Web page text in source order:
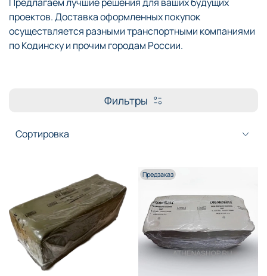
проектов. Доставка оформленных покупок
осуществляется разными транспортными компаниями
по Кодинску и прочим городам России.
Фильтры
Предзаказ